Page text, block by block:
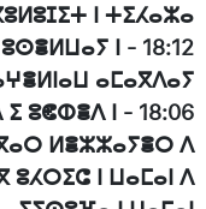
ⵏ ⵜⵉⵃⴰⵣⴰ
18:12
-
ⵏ
ⴰⵎⴰⴳⴷⴰⵢ
18:06
-
ⵓⵞⵀⴻⴷ ⵏ
ⵍⴻⵣⵣⴰⵢⴻⵔ ⴷ
ⵓⵃⵔⵉⵛ ⵏ ⵡⴰⵎⴰⵏ ⴷ